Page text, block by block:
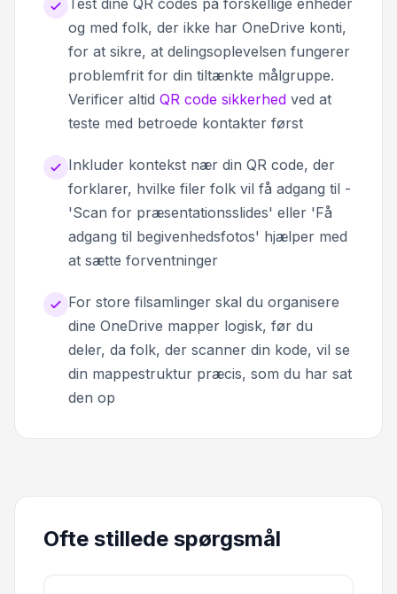
og med folk, der ikke har OneDrive konti,
for at sikre, at delingsoplevelsen fungerer
problemfrit for din tiltænkte målgruppe.
Verificer altid QR code sikkerhed ved at
teste med betroede kontakter først
Inkluder kontekst nær din QR code, der
forklarer, hvilke filer folk vil få adgang til -
'Scan for præsentationsslides' eller 'Få
adgang til begivenhedsfotos' hjælper med
at sætte forventninger
For store filsamlinger skal du organisere
dine OneDrive mapper logisk, før du
deler, da folk, der scanner din kode, vil se
din mappestruktur præcis, som du har sat
den op
Ofte stillede spørgsmål